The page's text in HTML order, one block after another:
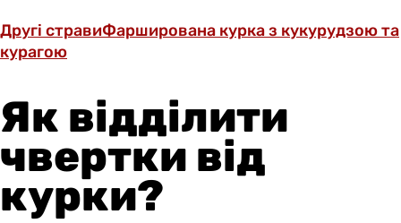
Другі стравиФарширована курка з кукурудзою та
курагою
Як відділити
чвертки від
курки?